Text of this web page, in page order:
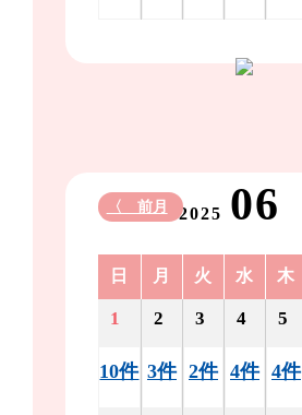
2025 06
〈 前月
日 月 火 水 木
1
10件
2
3件
3
2件
4
4件
5
4件